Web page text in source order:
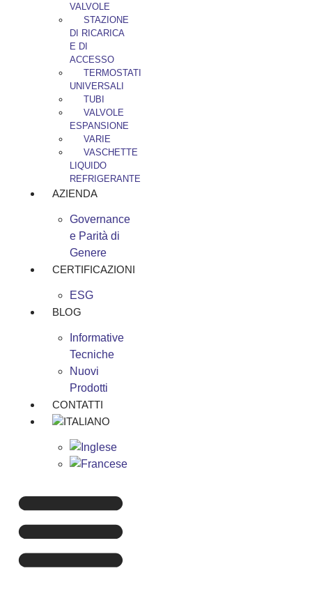
VALVOLE
STAZIONE
DI RICARICA
E DI
ACCESSO
TERMOSTATI
UNIVERSALI
TUBI
VALVOLE
ESPANSIONE
VARIE
VASCHETTE
LIQUIDO
REFRIGERANTE
AZIENDA
Governance
e Parità di
Genere
CERTIFICAZIONI
ESG
BLOG
Informative
Tecniche
Nuovi
Prodotti
CONTATTI